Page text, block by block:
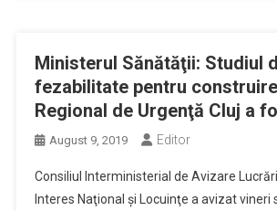
Ministerul Sănătăţii: Studiul
fezabilitate pentru
Regional de Urgenţă Cluj a
August 9, 2019 Editor
Consiliul Interministerial de Avizare
Interes Naţional şi Locuinţe a avizat vineri